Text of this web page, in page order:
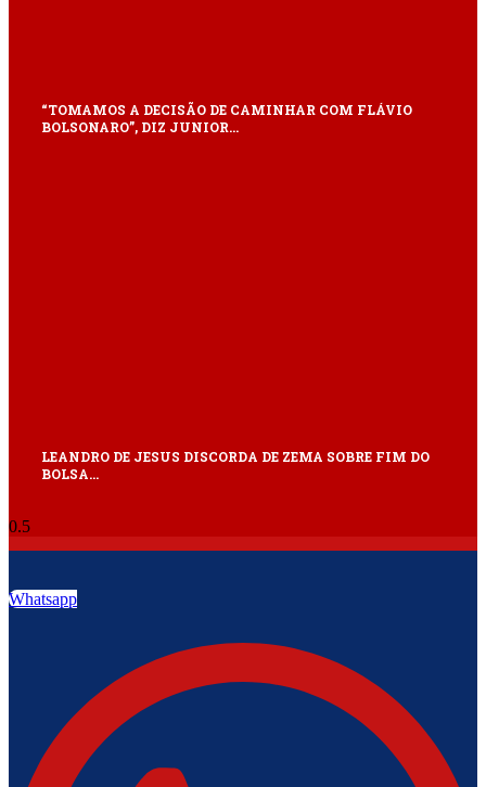
“TOMAMOS A DECISÃO DE CAMINHAR COM FLÁVIO
BOLSONARO”, DIZ JUNIOR…
LEANDRO DE JESUS DISCORDA DE ZEMA SOBRE FIM DO
BOLSA…
Whatsapp